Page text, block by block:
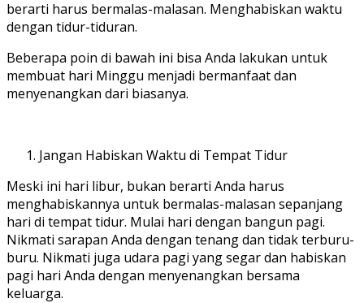
berarti harus bermalas-malasan. Menghabiskan waktu
dengan tidur-tiduran.
Beberapa poin di bawah ini bisa Anda lakukan untuk
membuat hari Minggu menjadi bermanfaat dan
menyenangkan dari biasanya.
Jangan Habiskan Waktu di Tempat Tidur
Meski ini hari libur, bukan berarti Anda harus
menghabiskannya untuk bermalas-malasan sepanjang
hari di tempat tidur. Mulai hari dengan bangun pagi.
Nikmati sarapan Anda dengan tenang dan tidak terburu-
buru. Nikmati juga udara pagi yang segar dan habiskan
pagi hari Anda dengan menyenangkan bersama
keluarga.